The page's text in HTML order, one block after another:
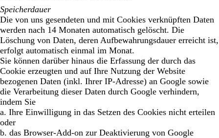
Speicherdauer
Die von uns gesendeten und mit Cookies verknüpften Daten
werden nach 14 Monaten automatisch gelöscht. Die
Löschung von Daten, deren Aufbewahrungsdauer erreicht ist,
erfolgt automatisch einmal im Monat.
Sie können darüber hinaus die Erfassung der durch das
Cookie erzeugten und auf Ihre Nutzung der Website
bezogenen Daten (inkl. Ihrer IP-Adresse) an Google sowie
die Verarbeitung dieser Daten durch Google verhindern,
indem Sie
a. Ihre Einwilligung in das Setzen des Cookies nicht erteilen
oder
b. das Browser-Add-on zur Deaktivierung von Google